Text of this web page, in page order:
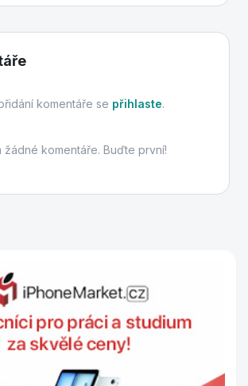
komentáře se přihlaste.
žádné komentáře. Buďte první!